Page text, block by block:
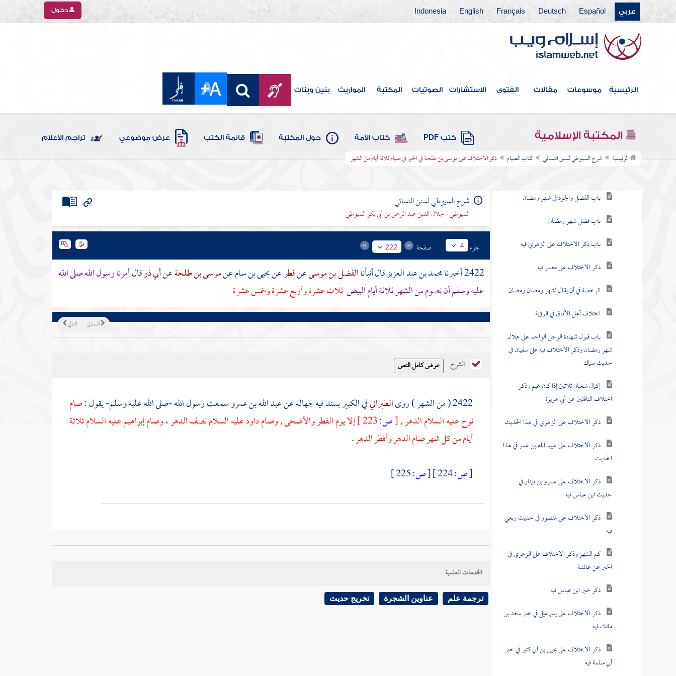
عربي Español
Deutsch
Français
English
Indonesia دخول
الرئيسية موسوعات مقالات الفتوى الاستشارات الصوتيات المكتبة المواريث بنين وبنات
المكتبة الإسلامية كتب PDF كتاب الأمة حول المكتبة قائمة الكتب عرض موضوعي تراجم الأعلام
الرئيسية شرح السيوطي لسنن النسائي كتاب الصيام ذكر الاختلاف على موسى بن طلحة في الخبر في صيام ثلاثة أيام من الشهر
كتاب الكسوف
كتاب الاستسقاء
كتاب صلاة الخوف
كتاب صلاة العيدين
كتاب قيام الليل وتطوع النهار
كتاب الجنائز
كتاب الصيام
باب الفضل والجود في شهر رمضان
باب فضل شهر رمضان
باب ذكر الاختلاف على الزهري فيه
ذكر الاختلاف على معمر فيه
الرخصة في أن يقال لشهر رمضان رمضان
اختلاف أهل الآفاق في الرؤية
باب قبول شهادة الرجل الواحد على هلال
شهر رمضان وذكر الاختلاف فيه على سفيان في
حديث سماك
إكمال شعبان ثلاثين إذا كان غيم وذكر
اختلاف الناقلين عن أبي هريرة
ذكر الاختلاف على الزهري في هذا الحديث
ذكر الاختلاف على عبيد الله بن عمر في هذا
الحديث
ذكر الاختلاف على عمرو بن دينار في
حديث ابن عباس فيه
ذكر الاختلاف على منصور في حديث ربعي
فيه
كم الشهر وذكر الاختلاف على الزهري في
الخبر عن عائشة
ذكر خبر ابن عباس فيه
ذكر الاختلاف على إسماعيل في خبر سعد بن
مالك فيه
ذكر الاختلاف على يحيى بن أبي كثير في خبر
أبي سلمة فيه
شرح السيوطي لسنن النسائي
السيوطي - جلال الدين عبد الرحمن بن أبي بكر السيوطي
جزء 4 صفحة 222
2422 أخبرنا محمد بن عبد العزيزقال أنبأناالفضل بن موسىعنفطرعنيحيى بن سامعنموسى بن طلحةعنأبي ذرقالأمرنا رسول الله صلى الله
عليه وسلم أن نصوم من الشهر ثلاثة أيام البيضثلاث عشرة وأربع عشرة وخمس عشرة
التالي السابق
الشرح
2422 ( من الشهر ) روى الطبرانيفي الكبير بسند فيه جهالة عنعبد الله بن عمروسمعت رسول الله -صلى الله عليه وسلم- يقول :صام
نوحعليه السلام الدهر ,[ص: إلا يوم الفطر والأضحى , وصامداودعليه السلام نصف الدهر ، وصامإبراهيمعليه السلام ثلاثة
أيام من كل شهر صام الدهر وأفطر الدهر.
[ص: [ص:
الخدمات العلمية
ترجمة علم عناوين الشجرة تخريج حديث